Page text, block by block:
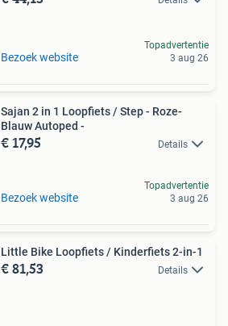
Bezoek website
Topadvertentie
3 aug 26
Sajan 2 in 1 Loopfiets / Step - Roze-
Blauw Autoped -
€ 17,95 Details
Bezoek website
Topadvertentie
3 aug 26
Little Bike Loopfiets / Kinderfiets 2-in-1
€ 81,53 Details